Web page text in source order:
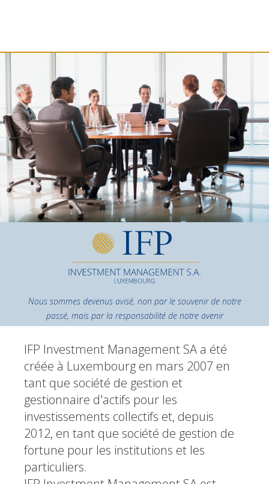
Nous sommes devenus avisé, non par le souvenir de notre
passé, mais par la responsabilité de notre avenir
IFP Investment Management SA a été
créée à Luxembourg en mars 2007 en
tant que société de gestion et
gestionnaire d'actifs pour les
investissements collectifs et, depuis
2012, en tant que société de gestion de
fortune pour les institutions et les
particuliers.